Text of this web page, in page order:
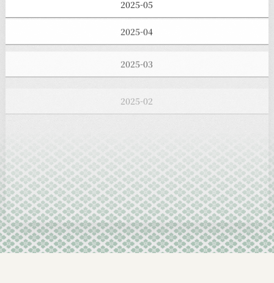
2025-05
2025-04
2025-02
2025-01
2024-10
2024-09